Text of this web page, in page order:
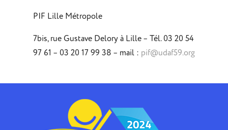
PIF Lille Métropole
7bis, rue Gustave Delory à Lille – Tél. 03 20 54
97 61 – 03 20 17 99 38 – mail : pif@udaf59.org